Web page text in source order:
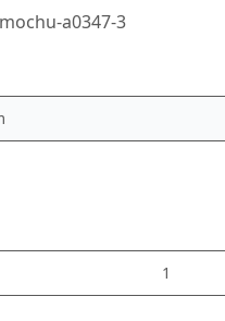
mochu-a0347-3